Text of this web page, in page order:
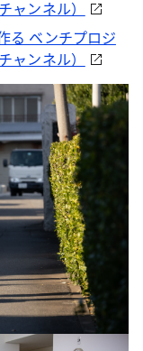
ャンネル）
る ベンチプロジ
ャンネル）